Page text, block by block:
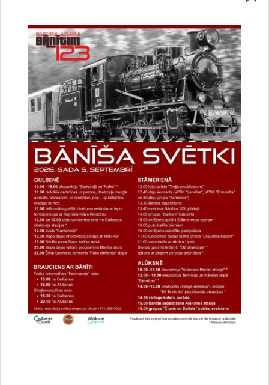
Reģistrē unikālu ID, kas tiek izmantots
statistisko datu iegūšanai par to, kā
apmeklētājs izmanto vietni.
2 gadi
_gat
Statistikas sīkdatnes (nepieciešamas, lai
uzlabotu vietnes darbību un
pakalpojumus)
Izmanto Google Analytics, lai samazinātu
pieprasījuma līmeni.
1 minūte
_gid